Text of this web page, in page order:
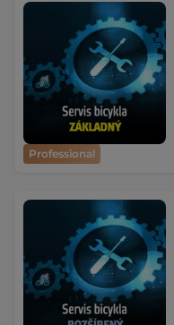
Professional